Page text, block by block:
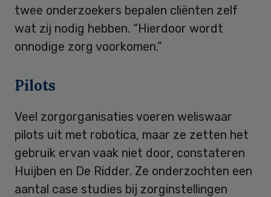
twee onderzoekers bepalen cliënten zelf
wat zij nodig hebben. “Hierdoor wordt
onnodige zorg voorkomen.”
Pilots
Veel zorgorganisaties voeren weliswaar
pilots uit met robotica, maar ze zetten het
gebruik ervan vaak niet door, constateren
Huijben en De Ridder. Ze onderzochten een
aantal case studies bij zorginstellingen